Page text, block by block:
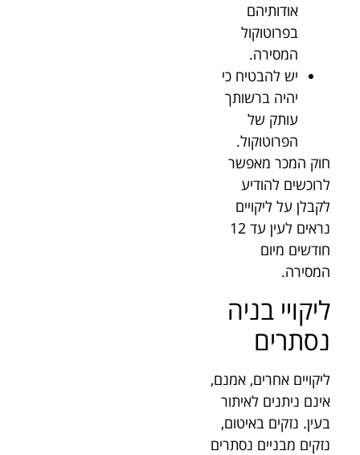
אודותיהם
בפרוטוקול
המסירה.
יש להבטיח כי
יהיה ברשותך
עותק של
הפרוטוקול.
חוק המכר מאפשר
לרוכשים להודיע
לקבלן על ליקויים
נראים לעין עד 12
חודשים מיום
המסירה.
ליקויי בניה
נסתרים
ליקויים אחרים, אמנם,
אינם ניתנים לאיתור
בעין. נזקים באיטום,
נזקים מבניים נסתרים